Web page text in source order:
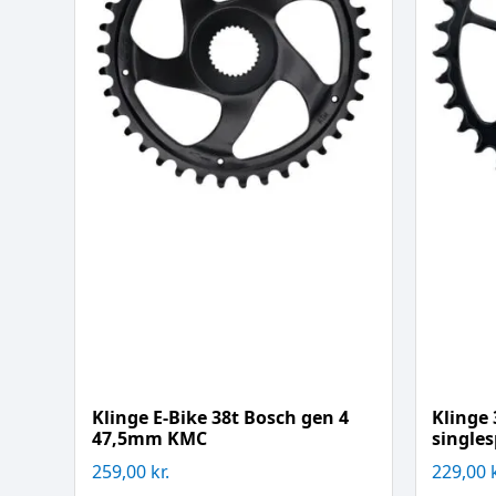
Klinge E-Bike 38t Bosch gen 4
47,5mm KMC
259,00 kr.
Klinge
229,00